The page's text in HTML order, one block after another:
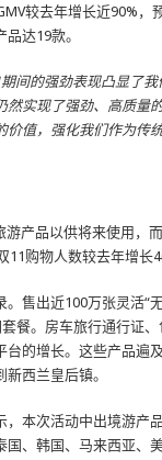
较去年增长近90%
达19款。
期间的强劲表现凸显了
实现了强劲、高质量
值，强化我们作为传
产品以供将来使用，
购物人数较去年增长
售出近100万张灵活“
餐。房车旅行通行证
的增长。这些产品遍
西兰皇后镇。
本次活动中出境游产
、韩国、马来西亚、